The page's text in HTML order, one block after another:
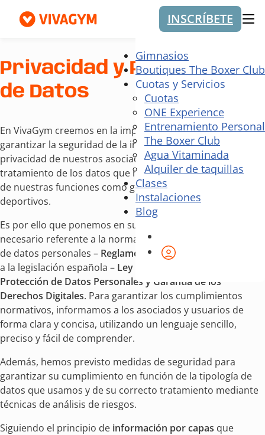
INSCRÍBETE
Gimnasios
Boutiques The Boxer Club
Cuotas y Servicios
Cuotas
ONE Experience
Entrenamiento Personal
The Boxer Club
Agua Vitaminada
Alquiler de taquillas
Clases
Instalaciones
Blog
Privacidad y Protección
de Datos
En VivaGym creemos en la importancia que tiene el
garantizar la seguridad de la información, así como la
privacidad de nuestros asociados para el correcto
tratamiento de los datos que nos ceden en el desempeño
de nuestras funciones como gimnasios y centro
deportivos.
Es por ello que ponemos en su conocimiento todo lo
necesario referente a la normativa europea de protección
de datos personales – Reglamento (UE) 2016/679
a la legislación española – Ley Orgánica 3/2018 de
Protección de Datos Personales y Garantía de los
Derechos Digitales. Para garantizar los cumplimientos
normativos, informamos a los asociados y usuarios de
forma clara y concisa, utilizando un lenguaje sencillo,
preciso y fácil de comprender.
Además, hemos previsto medidas de seguridad para
garantizar su cumplimiento en función de la tipología de
datos que usamos y de su correcto tratamiento mediante
técnicas de análisis de riesgos.
Siguiendo el principio de información por capas que